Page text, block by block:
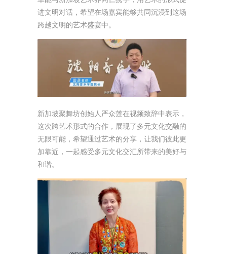
进文明对话，希望在场嘉宾能够共同沉浸到这场
跨越文明的艺术盛宴中。
新加坡聚舞坊创始人严众莲在视频致辞中表示，
这次跨艺术形式的合作，展现了多元文化交融的
无限可能，希望通过艺术的分享，让我们彼此更
加靠近，一起感受多元文化交汇所带来的美好与
和谐。